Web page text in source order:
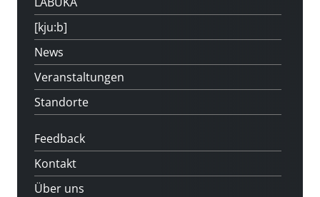
[kju:b]
News
Veranstaltungen
Standorte
Feedback
Kontakt
Über uns